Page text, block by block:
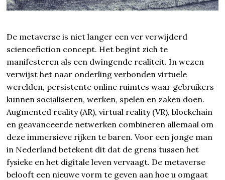
De metaverse is niet langer een ver verwijderd
sciencefiction concept. Het begint zich te
manifesteren als een dwingende realiteit. In wezen
verwijst het naar onderling verbonden virtuele
werelden, persistente online ruimtes waar gebruikers
kunnen socialiseren, werken, spelen en zaken doen.
Augmented reality (AR), virtual reality (VR), blockchain
en geavanceerde netwerken combineren allemaal om
deze immersieve rijken te baren. Voor een jonge man
in Nederland betekent dit dat de grens tussen het
fysieke en het digitale leven vervaagt. De metaverse
belooft een nieuwe vorm te geven aan hoe u omgaat